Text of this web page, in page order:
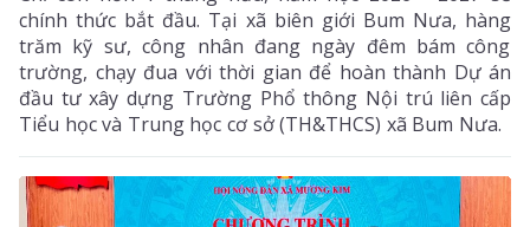
chính thức bắt đầu. Tại xã biên giới Bum Nưa, hàng
trăm kỹ sư, công nhân đang ngày đêm bám công
trường, chạy đua với thời gian để hoàn thành Dự án
đầu tư xây dựng Trường Phổ thông Nội trú liên cấp
Tiểu học và Trung học cơ sở (TH&THCS) xã Bum Nưa.